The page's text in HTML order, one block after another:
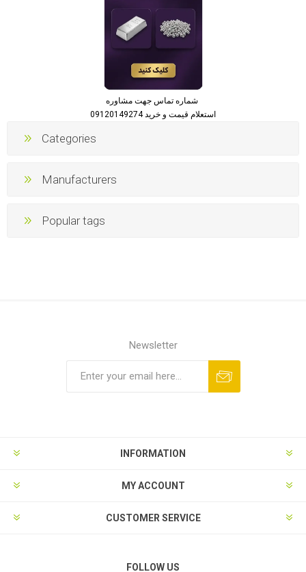
استعلام قیمت و خرید 09120149274
Categories
Manufacturers
Popular tags
Newsletter
INFORMATION
MY ACCOUNT
CUSTOMER SERVICE
FOLLOW US